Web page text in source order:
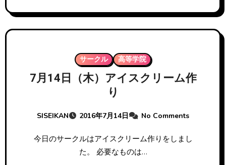
サークル 高等学院
7月14日（木）アイスクリーム作
り
SISEIKAN 2016年7月14日 No Comments
今日のサークルはアイスクリーム作りをしまし
た。 必要なものは…